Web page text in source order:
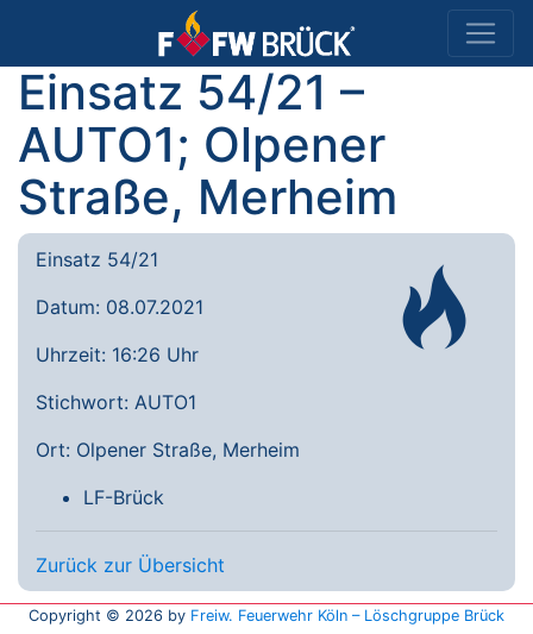
Einsatz 54/21 –
AUTO1; Olpener
Straße, Merheim
Einsatz 54/21
Datum: 08.07.2021
Uhrzeit: 16:26 Uhr
Stichwort: AUTO1
Ort: Olpener Straße, Merheim
LF-Brück
Zurück zur Übersicht
Copyright © 2026 by Freiw. Feuerwehr Köln – Löschgruppe Brück